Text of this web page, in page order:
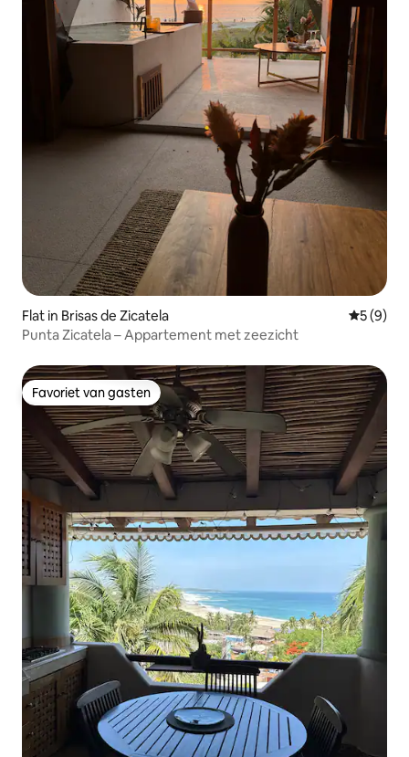
Flat in Brisas de Zicatela
5 (9)
Punta Zicatela – Appartement met zeezicht
Favoriet van gasten
Favoriet van gasten